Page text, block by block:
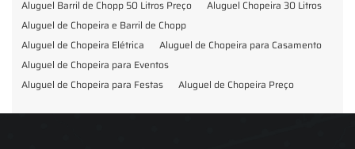
Aluguel Barril de Chopp 50 Litros Preço
Aluguel Chopeira 30 Litros
Aluguel de Chopeira e Barril de Chopp
Aluguel de Chopeira Elétrica
Aluguel de Chopeira para Casamento
Aluguel de Chopeira para Eventos
Aluguel de Chopeira para Festas
Aluguel de Chopeira Preço